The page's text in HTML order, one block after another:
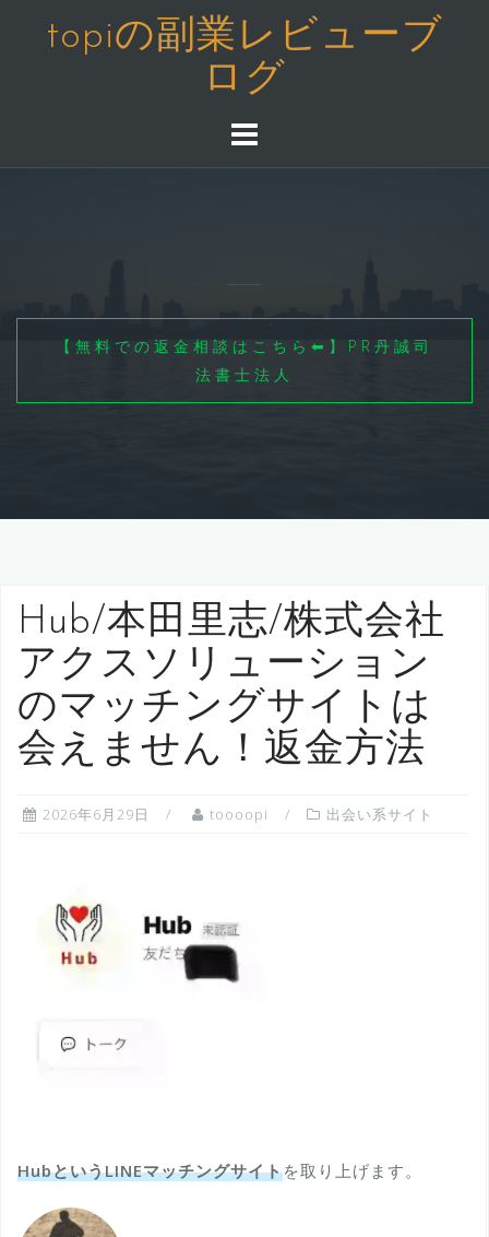
へ
topiの副業レビューブ
ログ
【無料での返金相談はこちら⬅】PR丹誠司
法書士法人
Hub/本田里志/株式会社
アクスソリューション
のマッチングサイトは
会えません！返金方法
2026年6月29日 toooopi 出会い系サイト
HubというLINEマッチングサイトを取り上げます。